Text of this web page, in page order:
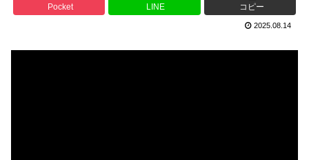
Pocket LINE コピー
2025.08.14